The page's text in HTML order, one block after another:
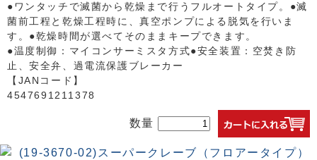
●ワンタッチで滅菌から乾燥まで行うフルオートタイプ。●滅
菌前工程と乾燥工程時に、真空ポンプによる脱気を行いま
す。●乾燥時間が選べてそのままキープできます。
●温度制御：マイコンサーミスタ方式●安全装置：空焚き防
止、安全弁、過電流保護ブレーカー
【JANコード】
4547691211378
数量